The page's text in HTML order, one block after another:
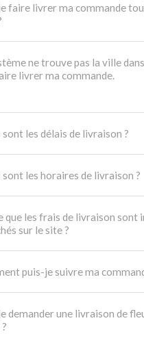
faire livrer ma commande
ne trouve pas la ville
livrer ma commande.
sont les délais de livraison ?
sont les horaires de livraison ?
que les frais de livraison sont
sur le site ?
puis-je suivre ma
demander une livraison de